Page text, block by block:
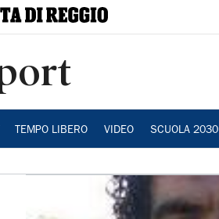
TEMPO LIBERO VIDEO SCUOLA 2030